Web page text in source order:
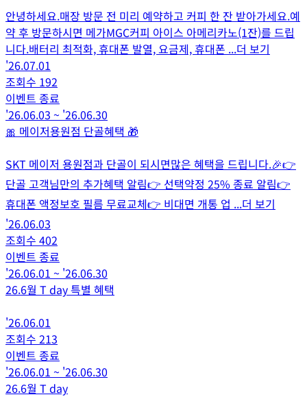
안녕하세요.매장 방문 전 미리 예약하고 커피 한 잔 받아가세요.예
약 후 방문하시면 메가MGC커피 아이스 아메리카노(1잔)를 드립
니다.배터리 최적화, 휴대폰 발열, 요금제, 휴대폰 ...더 보기
'26.07.01
조회수 192
이벤트 종료
'26.06.03 ~ '26.06.30
🎀 메이저용원점 단골혜택 🎁
SKT 메이저 용원점과 단골이 되시면많은 혜택을 드립니다.🎉👉
단골 고객님만의 추가혜택 알림👉 선택약정 25% 종료 알림👉
휴대폰 액정보호 필름 무료교체👉 비대면 개통 업 ...더 보기
'26.06.03
조회수 402
이벤트 종료
'26.06.01 ~ '26.06.30
26.6월 T day 특별 혜택
'26.06.01
조회수 213
이벤트 종료
'26.06.01 ~ '26.06.30
26.6월 T day